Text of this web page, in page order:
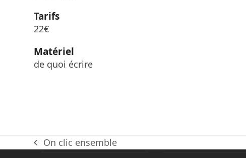
Tarifs
22€
Matériel
de quoi écrire
previous
On clic ensemble